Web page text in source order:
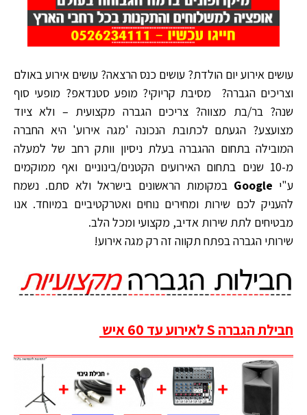
עושים אירוע יום הולדת? עושים כנס הרצאה? עושים אירוע באולם
וצריכים הגברה? מסיבת קריוקי? מופע סטנדאפ? מופעי סוף
שנה? בר/בת מצווה? צריכים הגברה מקצועית – ולא ציוד
מצועצע? הגעתם לכתובת הנכונה 'מגה אירוע' היא החברה
המובילה בתחום ההגברה בעלת ניסיון וותק רחב של למעלה
מ-10 שנים בתחום האירועים הקטנים/בינוניים ואף ממוקמים
ע"י Google במקומות הראשונים בישראל ולא סתם. נשמח
להעניק לכם שירות ומחירים נוחים ואטרקטיביים במיוחד. אנו
מבטיחים לתת שירות אדיב, מקצועי ומכל הלב.
שירותי הגברה בפתח תקווה זה רק מגה אירוע!
חבילת הגברה S לאירוע עד 60 איש